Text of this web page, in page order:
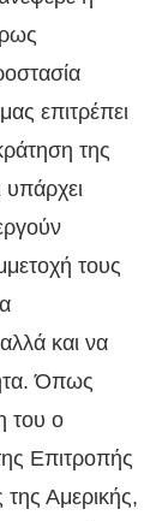
επιτρέπει
της
υπάρχει
τους
και να
Όπως
του ο
Επιτροπής
της Αμερικής,